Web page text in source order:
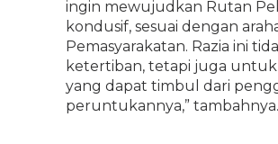
s
e
l
e
r
a
ingin mewujudkan Rutan
kondusif, sesuai dengan
Pemasyarakatan. Razia ini
ketertiban, tetapi juga
yang dapat timbul dari
peruntukannya,” tambahnya.